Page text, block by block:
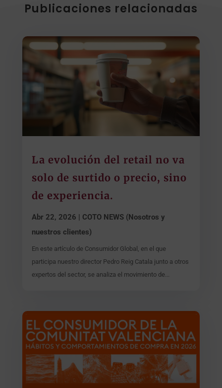
Publicaciones relacionadas
La evolución del retail no va
solo de surtido o precio, sino
de experiencia.
Abr 22, 2026 | COTO NEWS (Nosotros y
nuestros clientes)
En este artículo de Consumidor Global, en el que
participa nuestro director Pedro Reig Catala junto a otros
expertos del sector, se analiza el movimiento de...